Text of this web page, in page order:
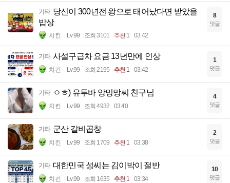
기타 당신이 300년전 왕으로 태어났다면 받았을
밥상
치킨 Lv.99 조회 3101 추천 1 03:42
8
댓글
기타 사설구급차 요금 13년만에 인상
치킨 Lv.99 조회 2195 추천 1 03:42
1
댓글
기타 ㅇㅎ) 유투바 앙밍망씨 친구님
치킨 Lv.99 조회 4932 03:40
4
댓글
기타 군산 갈비곱창
치킨 Lv.99 조회 1709 추천 1 03:38
2
댓글
기타 대한민국 성씨는 김이박이 절반
치킨 Lv.99 조회 1635 추천 1 03:34
10
댓글